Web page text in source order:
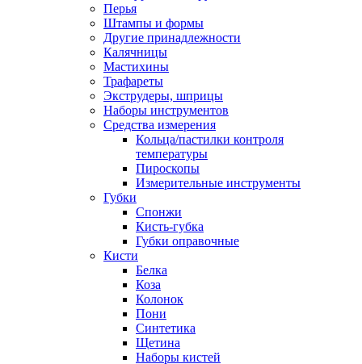
Перья
Штампы и формы
Другие принадлежности
Калячницы
Мастихины
Трафареты
Экструдеры, шприцы
Наборы инструментов
Средства измерения
Кольца/пастилки контроля
температуры
Пироскопы
Измерительные инструменты
Губки
Спонжи
Кисть-губка
Губки оправочные
Кисти
Белка
Коза
Колонок
Пони
Синтетика
Щетина
Наборы кистей